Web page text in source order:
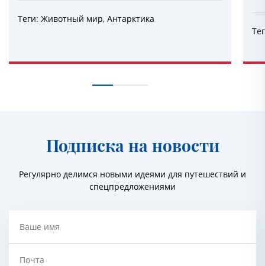
Теги: Животный мир, Антарктика
Подписка на новости
Регулярно делимся новыми идеями для путешествий и
спецпредложениями
Ваше имя
Почта